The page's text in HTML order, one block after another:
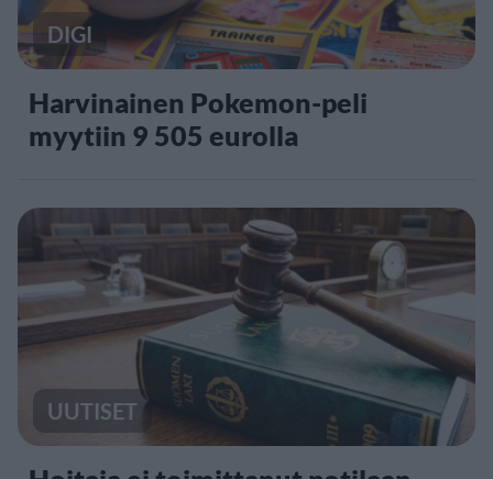
DIGI
Harvinainen Pokemon-peli
myytiin 9 505 eurolla
UUTISET